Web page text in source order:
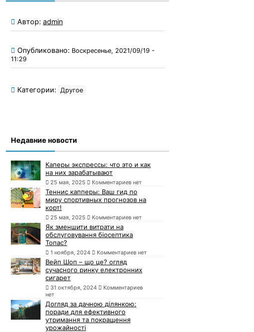
Автор: admin
Опубликовано: Воскресенье, 2021/09/19 -
11:29
Категории: Другое
Недавние новости
Каперы экспрессы: что это и как
на них зарабатывают
25 мая, 2025 Комментариев нет
Теннис капперы: Ваш гид по
миру спортивных прогнозов на
корт!
25 мая, 2025 Комментариев нет
Як зменшити витрати на
обслуговування біосептика
Топас?
1 ноября, 2024 Комментариев нет
Вейп Шоп – що це? огляд
сучасного ринку електронних
сигарет
31 октября, 2024
Комментариев
нет
Догляд за дачною ділянкою:
поради для ефективного
утримання та покращення
урожайності